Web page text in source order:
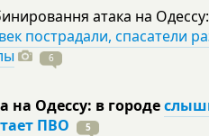
атака на Одессу:
пострадали, спасатели
6
на Одессу: в городе
ПВО
5